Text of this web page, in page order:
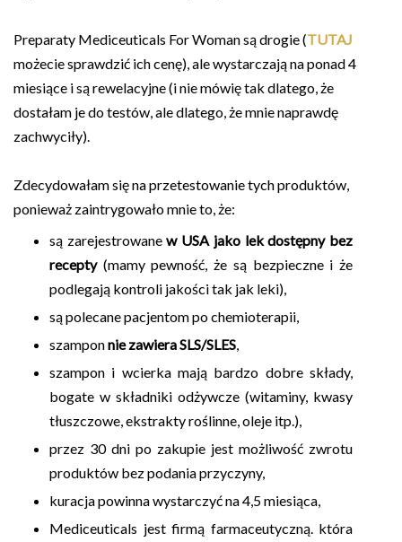
Preparaty Mediceuticals For Woman są drogie (TUTAJ
możecie sprawdzić ich cenę), ale wystarczają na ponad 4
miesiące i są rewelacyjne (i nie mówię tak dlatego, że
dostałam je do testów, ale dlatego, że mnie naprawdę
zachwyciły).
Zdecydowałam się na przetestowanie tych produktów,
ponieważ zaintrygowało mnie to, że:
są zarejestrowanew USA jako lek dostępny bez
recepty(mamy pewność, że są bezpieczne i że
podlegają kontroli jakości tak jak leki),
są polecane pacjentom po chemioterapii,
szamponnie zawiera SLS/SLES,
szampon i wcierka mają bardzo dobre składy,
bogate w składniki odżywcze (witaminy, kwasy
tłuszczowe, ekstrakty roślinne, oleje itp.),
przez 30 dni po zakupie jest możliwość zwrotu
produktów bez podania przyczyny,
kuracja powinna wystarczyć na 4,5 miesiąca,
Mediceuticals jest firmą farmaceutyczną. która